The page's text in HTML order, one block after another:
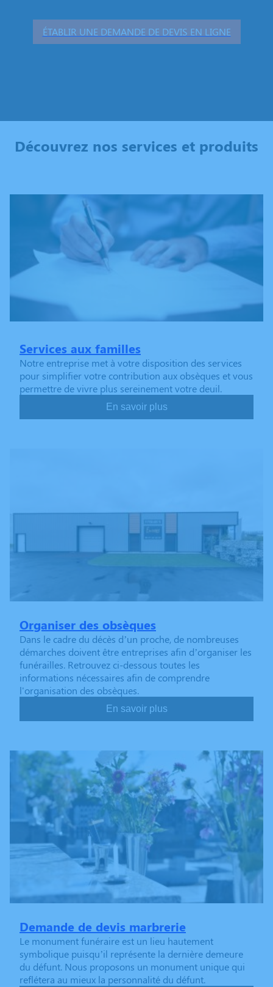
ÉTABLIR UNE DEMANDE DE DEVIS EN LIGNE
Découvrez nos services et produits
Services aux familles
Notre entreprise met à votre disposition des services
pour simplifier votre contribution aux obsèques et vous
permettre de vivre plus sereinement votre deuil.
En savoir plus
Organiser des obsèques
Dans le cadre du décès d’un proche, de nombreuses
démarches doivent être entreprises afin d’organiser les
funérailles. Retrouvez ci-dessous toutes les
informations nécessaires afin de comprendre
l'organisation des obsèques.
En savoir plus
Demande de devis marbrerie
Le monument funéraire est un lieu hautement
symbolique puisqu’il représente la dernière demeure
du défunt. Nous proposons un monument unique qui
reflétera au mieux la personnalité du défunt.